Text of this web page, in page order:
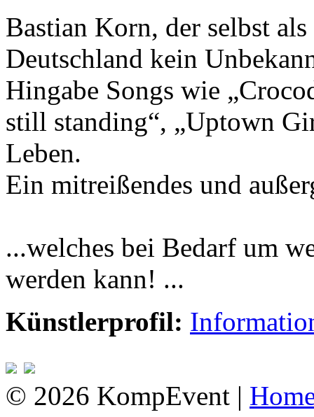
Bastian Korn, der selbst
Deutschland kein
Hingabe Songs wie
still standing“, „Uptown
Leben.
Ein mitreißendes und
...welches bei Bedarf um
werden kann! ...
Künstlerprofil:
© 2026 KompEvent |